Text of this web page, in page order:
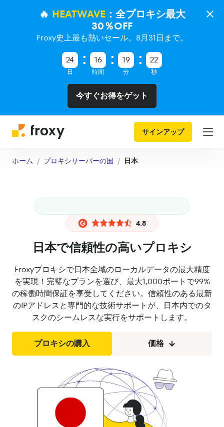
🔥 HEATWAVE：全プロキシ最大
30％OFF
Froxy史上最も熱いセール。8月31日まで。
24
日
16
時間
19
分
21
秒
今すぐお得をゲット
サインアップ
ホーム プロキシサーバーの国 日本
4.8
日本で信頼性の高いプロキシ
Froxyプロキシで日本全域のローカルデータの最大精度
を実現！完璧なプランを選び、最大1,000ポートで99%
の稼働時間保証を享受してください。信頼性のある最新
のIPアドレスと専門的な技術サポートが、日本内でのタ
スクのシームレスな実行をサポートします。
プロキシの購入 価格